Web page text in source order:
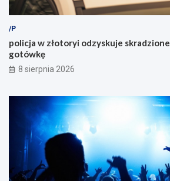
/P
policja w złotoryi odzyskuje
gotówkę
8 sierpnia 2026